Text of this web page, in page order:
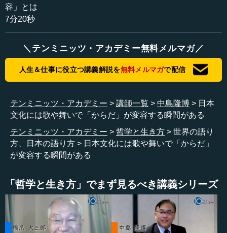
例えば、お能がそうです。本書では観世清和氏の「檜
垣」のお写真を頂戴しましたが、お能とは何をしているの
お能では、極めてゆっくり歩を進めていく。実はこれ
は、この世界からあの世界へ、渡っているわけです。もち
ろん能のことを何も知らない人は、「何かゆっくり動いて
身体を超えたものが織り込まれているわけです。
そういう舞というものを、私たちは無意味な身体動作と
考えていいのだろうか。そうではないのではないか。また
逆に、からだをある仕方で変容させることによって、ある
物学的なアルゴリズムに支配された身体から、一瞬でも解
き放たれる瞬間があるのではないか。そういった議論を少
し交わしてみました。
容」とは
7分20秒
＼テンミニッツ・アカデミー無料メルマガ／
人生＆仕事に役立つ講義解説を無料メルマガで配信
テンミニッツ・アカデミー 講師一覧 中島隆博
日本
文化には歌や舞いで「からだ」が変容する瞬間がある
テンミニッツ・アカデミー
哲学と生き方
世界の語り
方、日本の語り方
日本文化には歌や舞いで「からだ」
が変容する瞬間がある
「哲学と生き方」でまず見るべき講義シリーズ